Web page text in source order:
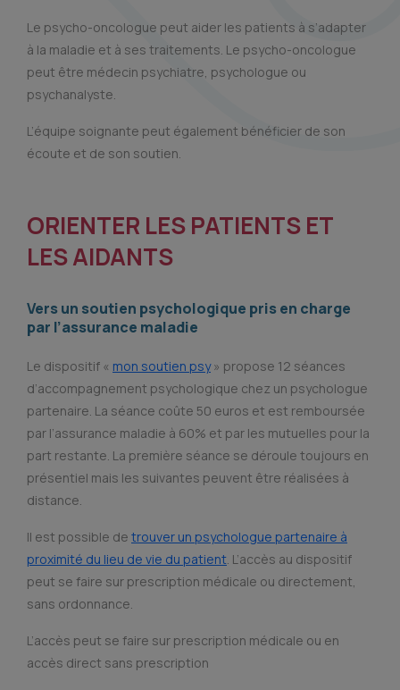
Le psycho-oncologue peut aider les patients à s’adapter
à la maladie et à ses traitements. Le psycho-oncologue
peut être médecin psychiatre, psychologue ou
psychanalyste.
L’équipe soignante peut également bénéficier de son
écoute et de son soutien.
ORIENTER LES PATIENTS ET
LES AIDANTS
Vers un soutien psychologique pris en charge
par l’assurance maladie
Le dispositif « mon soutien psy» propose 12 séances
d’accompagnement psychologique chez un psychologue
partenaire. La séance coûte 50 euros et est remboursée
par l’assurance maladie à 60% et par les mutuelles pour la
part restante. La première séance se déroule toujours en
présentiel mais les suivantes peuvent être réalisées à
distance.
Il est possible de trouver un psychologue partenaire à
proximité du lieu de vie du patient. L’accès au dispositif
peut se faire sur prescription médicale ou directement,
sans ordonnance.
L’accès peut se faire sur prescription médicale ou en
accès direct sans prescription